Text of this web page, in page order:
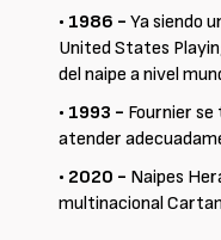
• 1986 - Ya siendo
United States
del naipe a nivel
• 1993 - Fournier
atender
• 2020 - Naipes
multinacional